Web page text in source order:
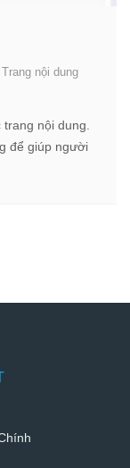
Trang nội dung
trang nội dung.
để giúp người